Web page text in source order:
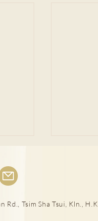
Tsim Sha Tsui, Kln., H.K.